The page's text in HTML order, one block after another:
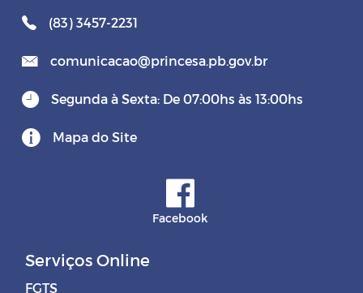
(83) 3457-2231
comunicacao@princesa.pb.gov.br
Segunda à Sexta: De 07:00hs às 13:00hs
Mapa do Site
Facebook
Serviços Online
FGTS